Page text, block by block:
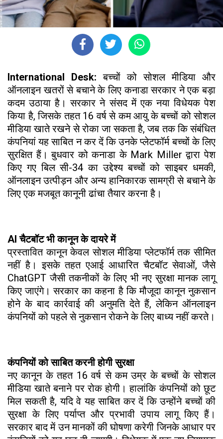
International Desk:बच्चों को सोशल मीडिया और
ऑनलाइन खतरों से बचाने के लिए कनाडा सरकार ने एक बड़ा
कदम उठाया है। सरकार ने संसद में एक नया विधेयक पेश
किया है, जिसके तहत 16 वर्ष से कम आयु के बच्चों को सोशल
मीडिया खाते रखने से रोका जा सकता है, जब तक कि संबंधित
कंपनियां यह साबित न कर दें कि उनके प्लेटफॉर्म बच्चों के लिए
सुरक्षित हैं। बुधवार को कनाडा के Mark Miller द्वारा पेश
किए गए बिल सी-34 का उद्देश्य बच्चों को साइबर धमकी,
ऑनलाइन उत्पीड़न और अन्य हानिकारक सामग्री से बचाने के
लिए एक मजबूत कानूनी ढांचा तैयार करना है।
AI चैटबॉट भी कानून के दायरे में
प्रस्तावित कानून केवल सोशल मीडिया प्लेटफॉर्म तक सीमित
नहीं है। इसके तहत एआई आधारित चैटबॉट सेवाओं, जैसे
ChatGPT जैसी तकनीकों के लिए भी नए सुरक्षा मानक लागू
किए जाएंगे। सरकार का कहना है कि मौजूदा कानून नुकसान
होने के बाद कार्रवाई की अनुमति देते हैं, लेकिन ऑनलाइन
कंपनियों को पहले से नुकसान रोकने के लिए बाध्य नहीं करते।
कंपनियों को साबित करनी होगी सुरक्षा
नए कानून के तहत 16 वर्ष से कम उम्र के बच्चों के सोशल
मीडिया खाते बनाने पर रोक होगी। हालांकि कंपनियों को छूट
मिल सकती है, यदि वे यह साबित कर दें कि उन्होंने बच्चों की
सुरक्षा के लिए पर्याप्त और प्रभावी उपाय लागू किए हैं।
सरकार बाद में उन मानकों की घोषणा करेगी जिनके आधार पर